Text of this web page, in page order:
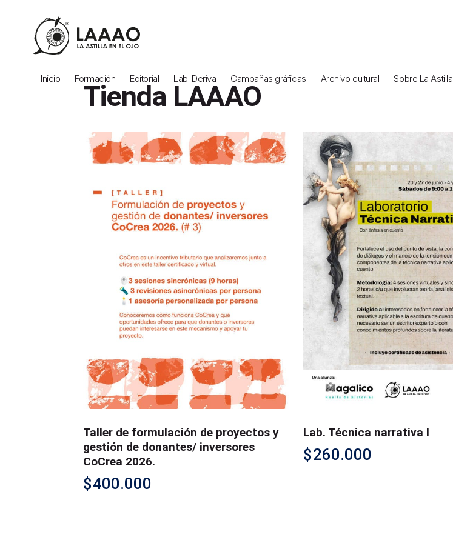
Inicio Formación Editorial Lab. Deriva Campañas gráficas Archivo cultural Sobre La Astilla
Tienda LAAAO
Taller de formulación de proyectos y
gestión de donantes/ inversores
CoCrea 2026.
$400.000
Lab. Técnica narrativa I
$260.000